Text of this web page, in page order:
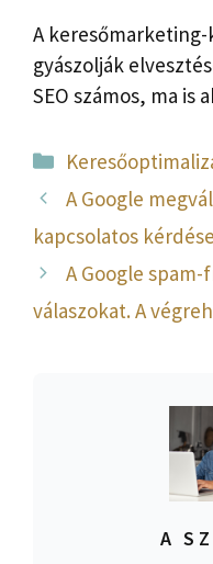
A
gyászolják
SEO számos, ma is
Kategória
A Google
kapcsolatos
A Google
válaszokat. A
A